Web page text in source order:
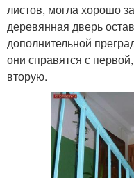
листов, могла хорошо
деревянная дверь
дополнительной
они справятся с
вторую.